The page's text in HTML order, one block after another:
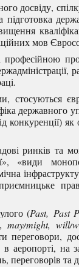
досвіду,
мов
професійною
державного
як
ринків та
«види
(Past, Past
, may/might, will/
на
переговорів та